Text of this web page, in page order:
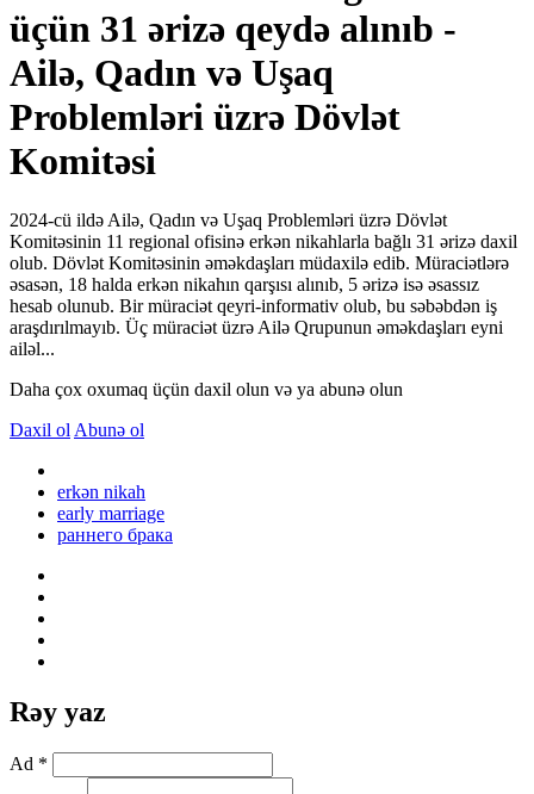
üçün 31 ərizə qeydə alınıb -
Ailə, Qadın və Uşaq
Problemləri üzrə Dövlət
Komitəsi
2024-cü ildə Ailə, Qadın və Uşaq Problemləri üzrə Dövlət
Komitəsinin 11 regional ofisinə erkən nikahlarla bağlı 31 ərizə daxil
olub. Dövlət Komitəsinin əməkdaşları müdaxilə edib. Müraciətlərə
əsasən, 18 halda erkən nikahın qarşısı alınıb, 5 ərizə isə əsassız
hesab olunub. Bir müraciət qeyri-informativ olub, bu səbəbdən iş
araşdırılmayıb. Üç müraciət üzrə Ailə Qrupunun əməkdaşları eyni
ailəl...
Daha çox oxumaq üçün daxil olun və ya abunə olun
Daxil ol Abunə ol
erkən nikah
early marriage
раннего брака
Rəy yaz
Ad *